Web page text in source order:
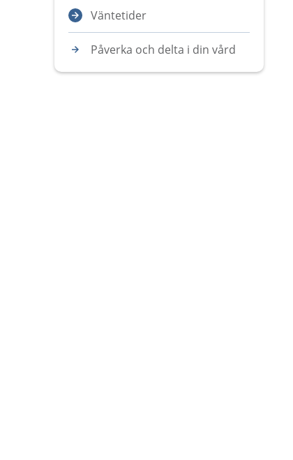
Väntetider
Påverka och delta i din vård